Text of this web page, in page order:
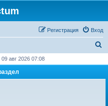
Вход
Регистрация
с
авг 2026 07:08